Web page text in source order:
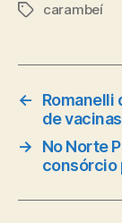
Tagscarambeí
←
Romanelli
de
→
No Norte
consórcio